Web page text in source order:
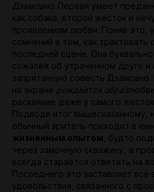
Дзампано . Первая умеет
как собака, второй жесток и
проявлениям любви. Поняв это,
сомнений в том, как трактовать
последней сцене. Она буквально
сожалея об утраченном друге и
запрятанную совесть
на экране рождается образ
раскаяние даже у самого
Подводя итог вышесказанному,
обычный зритель приходит в
жизненным опытом , будто
через замочную скважину, а
всегда старается ответить на
Последнего это заставляет
удовольствия, связанного с